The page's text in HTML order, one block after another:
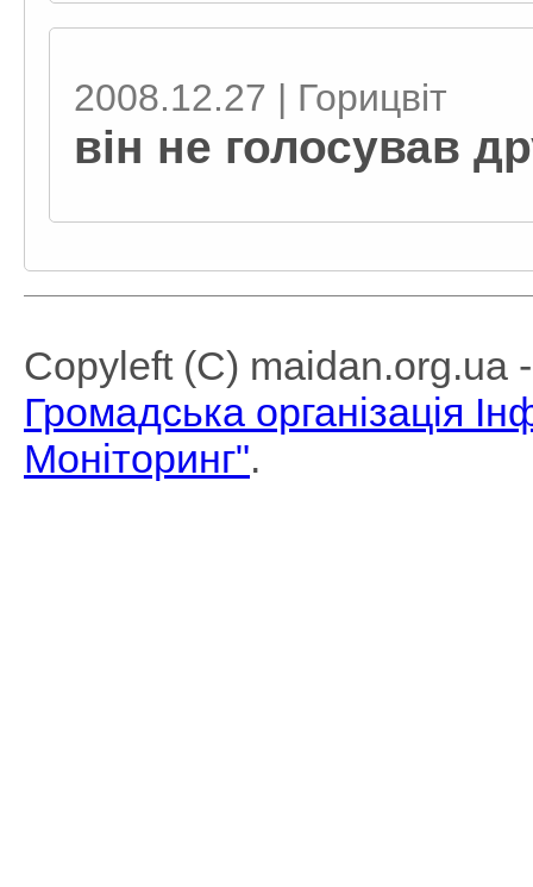
2008.12.27 | Горицвіт
він не голосував
Copyleft (C) maidan.org.ua
Громадська організація
Моніторинг".